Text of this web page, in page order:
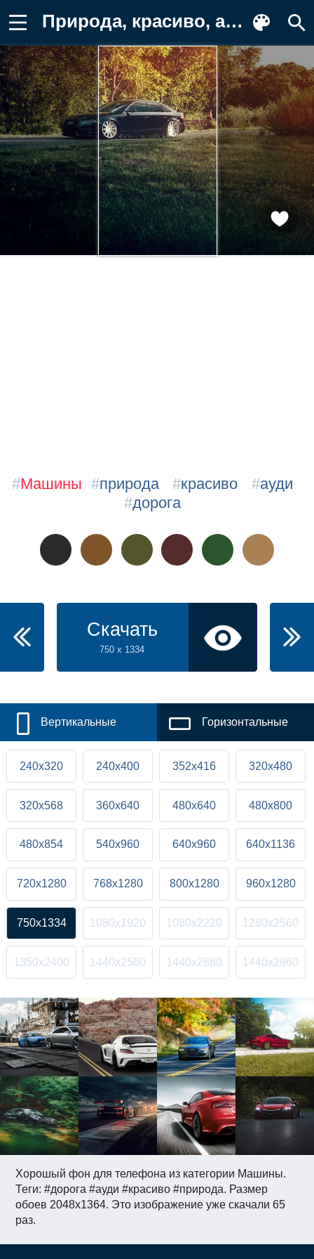
Природа, красиво, ауди, дорога Заставка на телефон
Хорошый фон для телефона из категории Машины.
Теги: #дорога #ауди #красиво #природа. Размер
обоев 2048x1364. Это изображение уже скачали 65
раз.
#Машины #природа #красиво #ауди
#дорога
Скачать
750 x 1334
Вертикальные Горизонтальные
240x320 240x400 352x416 320x480
320x568 360x640 480x640 480x800
480x854 540x960 640x960 640x1136
720x1280 768x1280 800x1280 960x1280
750x1334 1080x1920 1080x2220 1280x2560
1350x2400 1440x2560 1440x2880 1440x2960